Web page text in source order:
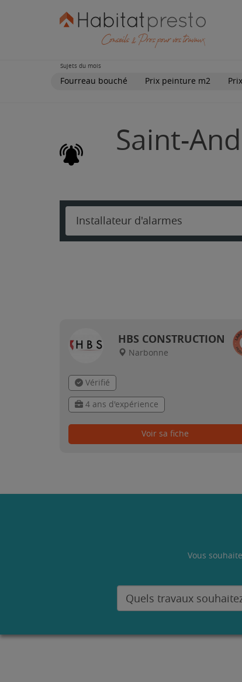
Sujets du mois
Fourreau bouché Prix peinture m2
Saint-
Installateur d'alarmes
HBS CONSTRUCTION
Narbonne
Vérifié
4 ans d'expérience
Voir sa fiche
Vous